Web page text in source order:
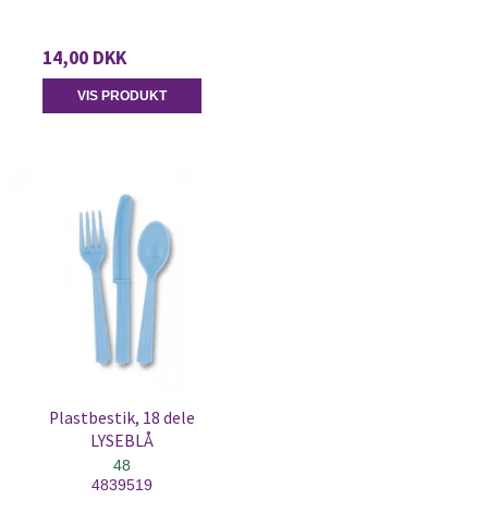
14,00 DKK
VIS PRODUKT
Plastbestik, 18 dele
LYSEBLÅ
48
4839519